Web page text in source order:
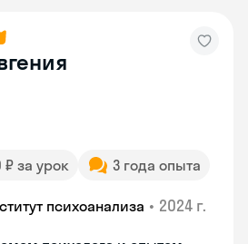
₽ за урок 3 года опыта
психоанализа • 2024 г.